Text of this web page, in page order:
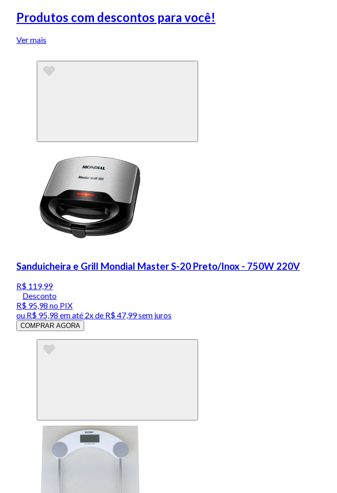
Produtos com descontos para você!
Ver mais
Sanduicheira e Grill Mondial Master S-20 Preto/Inox - 750W 220V
R$ 119,99
Desconto
R$ 95,98 no PIX
ou R$ 95,98 em até 2x de R$ 47,99 sem juros
COMPRAR AGORA